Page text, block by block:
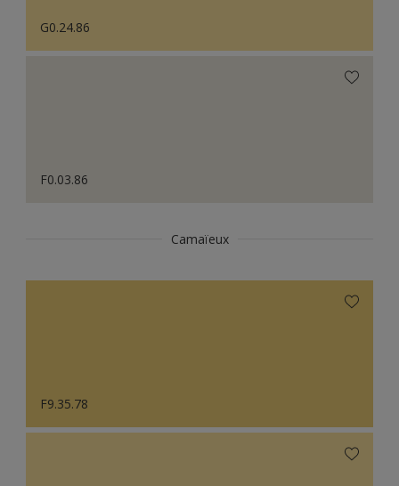
G0.24.86
F0.03.86
Camaïeux
F9.35.78